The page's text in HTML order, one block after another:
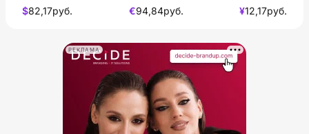
$82,17руб. €94,84руб. ¥12,17руб.
РЕКЛАМА